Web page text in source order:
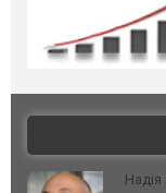
Надія